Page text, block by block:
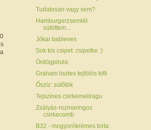
Tudatosan vagy sem?
Hamburgerzsemlét
sütöttem...
Jókai bableves
Sok kis csipet: csipetke :)
Ördögpirula
Graham lisztes tejfölös kifli
Őszíz: sütőtök
Tejszínes csirkemellragu
Zsályás-rozmaringos
csirkecomb
B32 - mogyorókrémes torta